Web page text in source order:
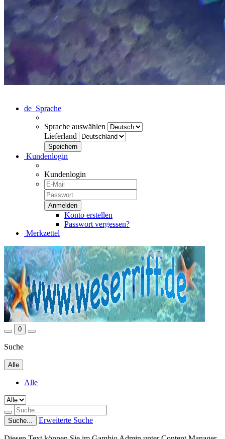
de Sprache
Sprache auswählen
Lieferland
Kundenlogin
Kundenlogin
Konto erstellen
Passwort vergessen?
Merkzettel
0
Suche
Alle
Alle
Suche... Erweiterte Suche